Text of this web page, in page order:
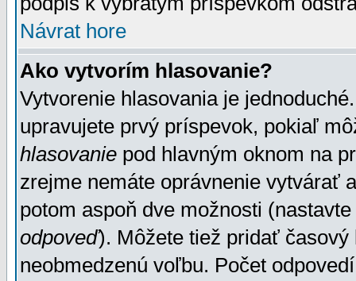
Návrat hore
Ako vytvorím hlasovanie?
Vytvorenie hlasovania je
upravujete prvý príspevok, pokiaľ
hlasovanie pod hlavným oknom na
zrejme nemáte oprávnenie vytvárať
potom aspoň dve možnosti
odpoveď). Môžete tiež pridať
neobmedzenú voľbu. Počet